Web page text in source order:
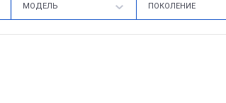
МОДЕЛЬ ПОКОЛЕНИЕ